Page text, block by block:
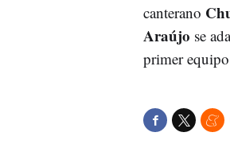
canterano
Araújo se
primer